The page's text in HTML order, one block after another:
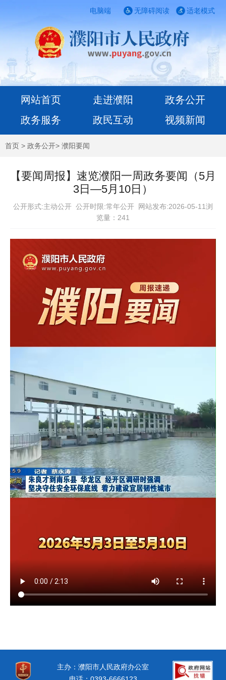
电脑端 适老模式
无障碍阅读
网站首页 走进濮阳
政务公开
政务服务
政民互动 视频新闻
首页 > 政务公开> 濮阳要闻
【要闻周报】速览濮阳一周政务要闻（5月
3日—5月10日）
公开形式:主动公开 公开时限:常年公开
网站发布:2026-05-11浏
览量： 241
主办：濮阳市人民政府办公室